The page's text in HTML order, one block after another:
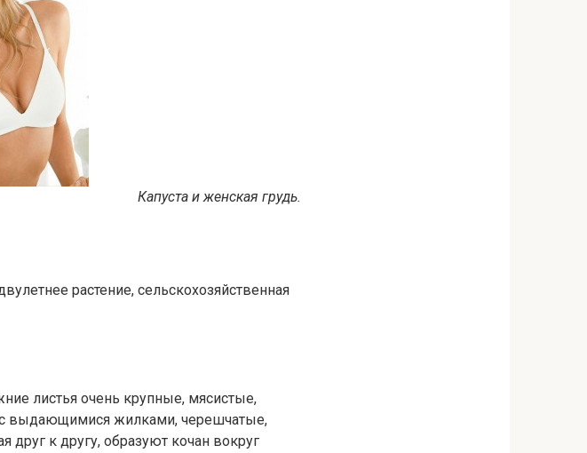
Капуста и женская грудь.
растение, сельскохозяйственная
листья очень крупные, мясистые,
выдающимися жилками, черешчатые,
друг к другу, образуют кочан вокруг